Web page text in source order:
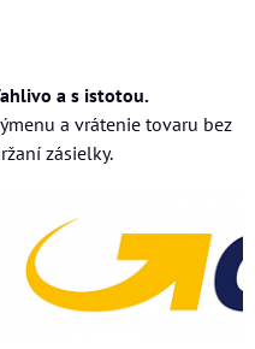
a s istotou.
a vrátenie tovaru bez
zásielky.